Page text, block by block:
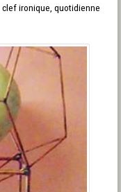
ironique, quotidienne